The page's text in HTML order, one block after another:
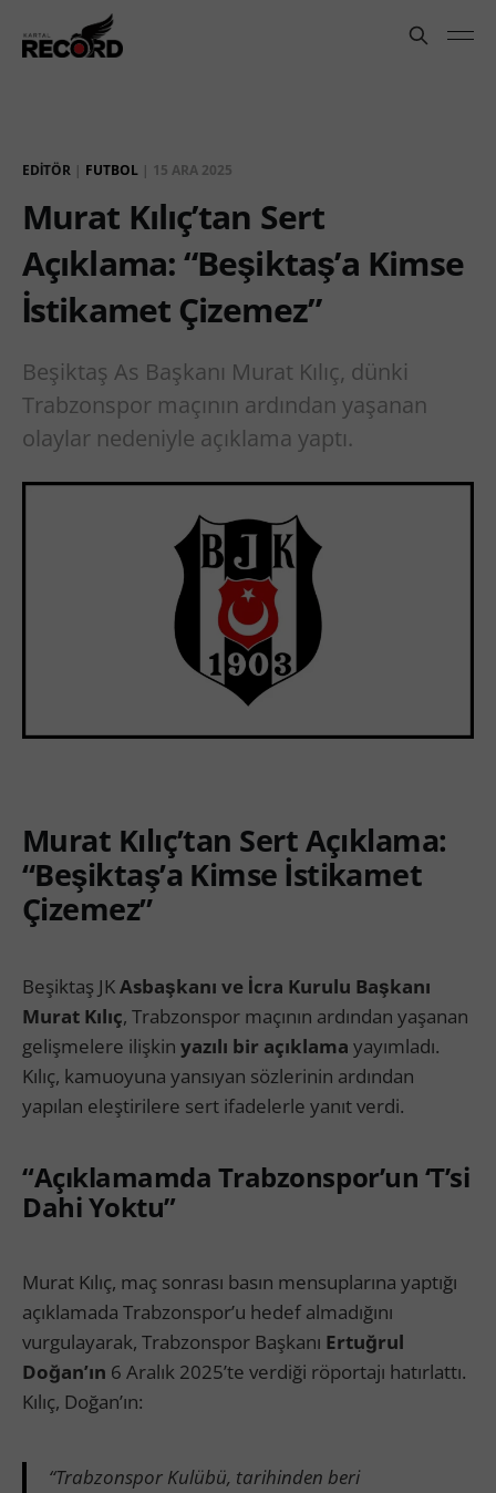
EDITÖR | FUTBOL | 15 ARA 2025
Murat Kılıç’tan Sert
Açıklama: “Beşiktaş’a Kimse
İstikamet Çizemez”
Beşiktaş As Başkanı Murat Kılıç, dünki
Trabzonspor maçının ardından yaşanan
olaylar nedeniyle açıklama yaptı.
Murat Kılıç’tan Sert Açıklama:
“Beşiktaş’a Kimse İstikamet
Çizemez”
Beşiktaş JKAsbaşkanı ve İcra Kurulu Başkanı
Murat Kılıç, Trabzonspor maçının ardından yaşanan
gelişmelere ilişkin yazılı bir açıklama yayımladı.
Kılıç, kamuoyuna yansıyan sözlerinin ardından
yapılan eleştirilere sert ifadelerle yanıt verdi.
“Açıklamamda Trabzonspor’un ‘T’si
Dahi Yoktu”
Murat Kılıç, maç sonrası basın mensuplarına yaptığı
açıklamada Trabzonspor’u hedef almadığını
vurgulayarak, Trabzonspor Başkanı Ertuğrul
Doğan’ın 6 Aralık 2025’te verdiği röportajı hatırlattı.
Kılıç, Doğan’ın:
“Trabzonspor Kulübü, tarihinden beri